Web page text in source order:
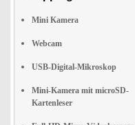
Mini Kamera
Webcam
USB-Digital-Mikroskop
Mini-Kamera mit microSD-
Kartenleser